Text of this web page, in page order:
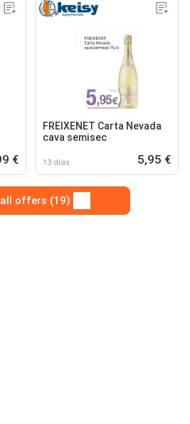
€
FREIXENET Carta Nevada
cava semisec
13 días 5,95 €
offers (19)